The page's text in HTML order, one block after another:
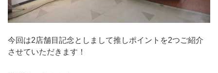
今回は2店舗目記念としまして推しポイントを2つご紹介
させていただきます！